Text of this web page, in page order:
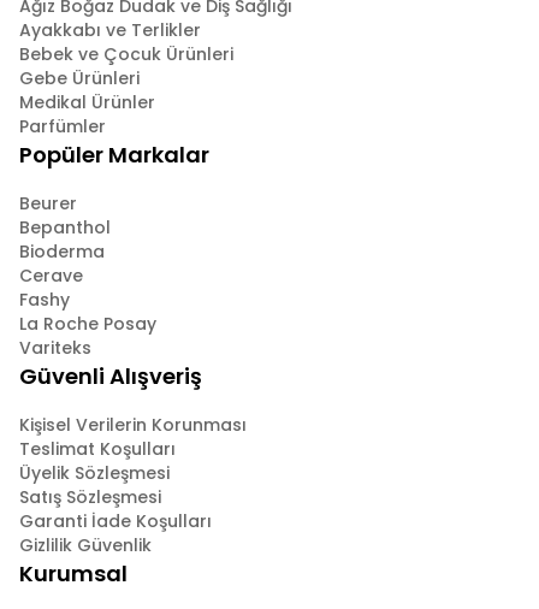
Ağız Boğaz Dudak ve Diş Sağlığı
Ayakkabı ve Terlikler
Bebek ve Çocuk Ürünleri
Gebe Ürünleri
Medikal Ürünler
Parfümler
Popüler Markalar
Beurer
Bepanthol
Bioderma
Cerave
Fashy
La Roche Posay
Variteks
Güvenli Alışveriş
Kişisel Verilerin Korunması
Teslimat Koşulları
Üyelik Sözleşmesi
Satış Sözleşmesi
Garanti İade Koşulları
Gizlilik Güvenlik
Kurumsal